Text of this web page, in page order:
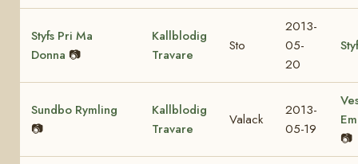
Styfs Pri Ma
Donna 📷
Kallblodig
Travare
Sto
2013-
05-
20
Sundbo Rymling
📷
Kallblodig
Travare
Valack
2013-
05-19
📷